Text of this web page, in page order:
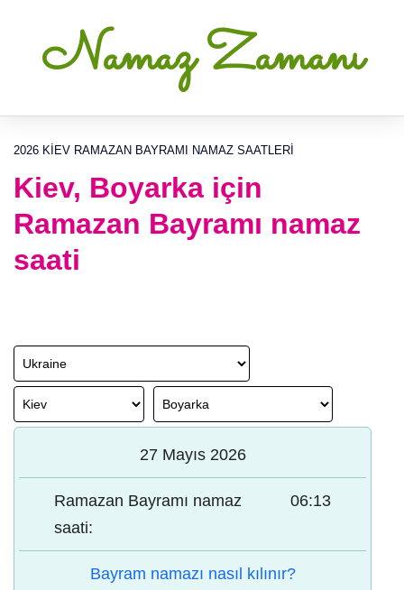
Namaz Zamanı
2026 KIEV RAMAZAN BAYRAMI NAMAZ SAATLERI
Kiev, Boyarka için
Ramazan Bayramı namaz
saati
27 Mayıs 2026
Ramazan Bayramı namaz
saati:
06:13
Bayram namazı nasıl kılınır?